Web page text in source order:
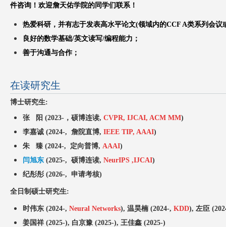
件咨询！ 欢迎詹天佑学院的同学们联系！
热爱科研，并有志于发表高水平论文(领域内的CCF A类系列 会议
良好的数学基础/英文读写/编程能力；
善于沟通与合作；
在读研究生
博士研究生:
张 阳 (2023-，硕博连读, CVPR, IJCAI, ACM MM)
李嘉诚 (2024-, 詹院直博, IEEE TIP, AAAI)
朱 臻 (2024-, 定向普博, AAAI)
闫旭东 (2025-, 硕博连读, NeurIPS ,IJCAI)
纪彤彤 (2026-, 申请考核)
全日制硕士研究生:
时伟东 (2024-, Neural Networks), 温昊楠 (2024-, KDD), 左臣
姜国祥 (2025-), 白京豫 (2025-), 王佳鑫 (2025-)